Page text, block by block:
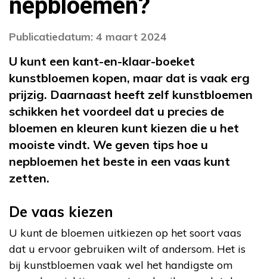
Publicatiedatum: 4 maart 2024
U kunt een kant-en-klaar-boeket
kunstbloemen kopen, maar dat is vaak erg
prijzig. Daarnaast heeft zelf kunstbloemen
schikken het voordeel dat u precies de
bloemen en kleuren kunt kiezen die u het
mooiste vindt. We geven tips hoe u
nepbloemen het beste in een vaas kunt
zetten.
De vaas kiezen
U kunt de bloemen uitkiezen op het soort vaas
dat u ervoor gebruiken wilt of andersom. Het is
bij kunstbloemen vaak wel het handigste om